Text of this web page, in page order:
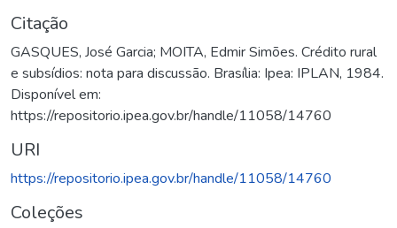
Citação
GASQUES, José Garcia; MOITA, Edmir Simões. Crédito rural
e subsídios: nota para discussão. Brasília: Ipea: IPLAN, 1984.
Disponível em:
https://repositorio.ipea.gov.br/handle/11058/14760
URI
https://repositorio.ipea.gov.br/handle/11058/14760
Coleções